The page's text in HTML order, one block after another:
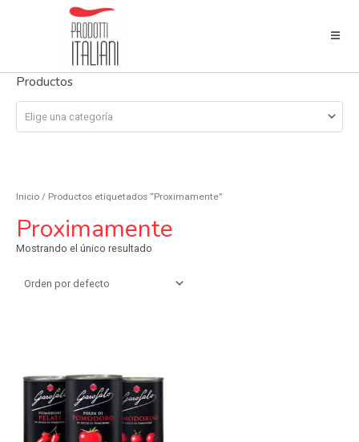
Productos
Elige una categoría
Inicio / Productos etiquetados “Proximamente”
Proximamente
Mostrando el único resultado